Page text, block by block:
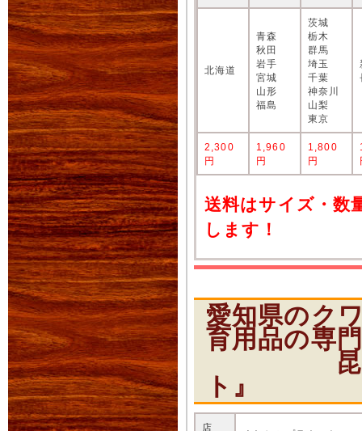
北海道
青森
秋田
岩手
宮城
山形
福島
茨城
栃木
群馬
埼玉
千葉
神奈川
山梨
東京
2,300
円
1,960
円
1,800
円
送料はサイズ・数
します！
愛知県のク
育用品の専
昆虫シ
ト』
店